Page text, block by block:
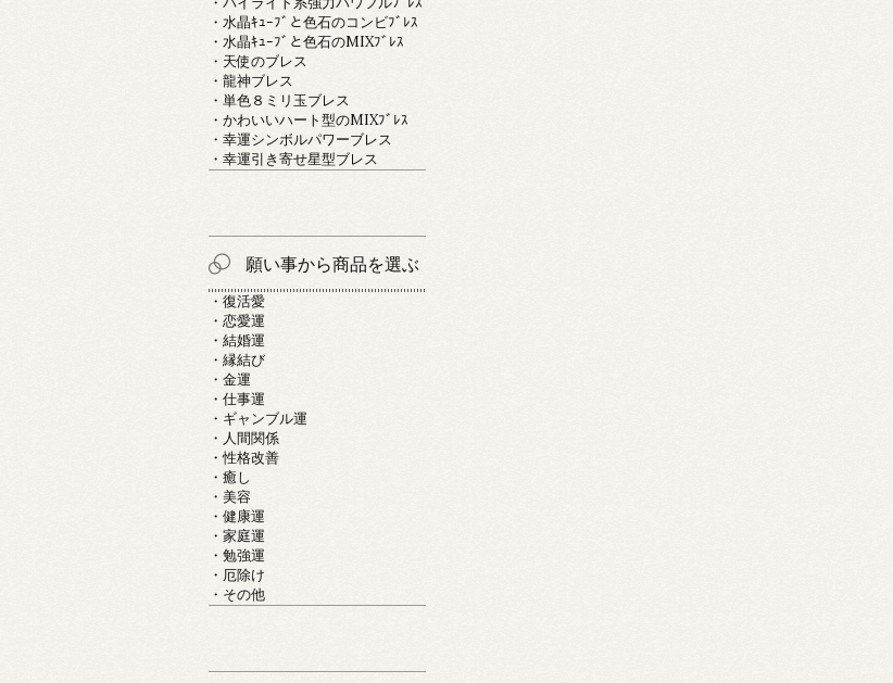
・水晶ｷｭｰﾌﾞと色石のコンビﾌﾞﾚｽ
・水晶ｷｭｰﾌﾞと色石のMIXﾌﾞﾚｽ
・天使のブレス
・龍神ブレス
・単色８ミリ玉ブレス
・かわいいハート型のMIXﾌﾞﾚｽ
・幸運シンボルパワーブレス
・幸運引き寄せ星型ブレス
願い事から商品を選ぶ
・復活愛
・恋愛運
・結婚運
・縁結び
・金運
・仕事運
・ギャンブル運
・人間関係
・性格改善
・癒し
・美容
・健康運
・家庭運
・勉強運
・厄除け
・その他